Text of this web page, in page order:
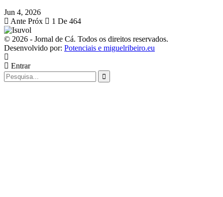
Jun 4, 2026
Ante Próx 1 De 464
© 2026 - Jornal de Cá. Todos os direitos reservados.
Desenvolvido por: Potenciais e miguelribeiro.eu
Entrar